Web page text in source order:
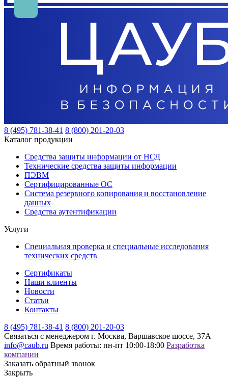
8 (495) 781-38-41 8 (800) 201-20-03
Каталог продукции
Средства защиты информации от НСД
Технические средства защиты информации
ПЭВМ
Сертифицированные ОС
Система резервного копирования и восстановление
данных
Средства аутентификации
Услуги
Специальная проверка и специальные исследования
технических средств
Сертификаты
Наши клиенты
Новости
Статьи
Контакты
8 (495) 781-38-41 8 (800) 201-20-03
Связаться с менеджером г. Москва, Варшавское шоссе, 37А
info@caub.ru Время работы: пн-пт 10:00-18:00 Разработка
компании
Заказать обратный звонок
Закрыть